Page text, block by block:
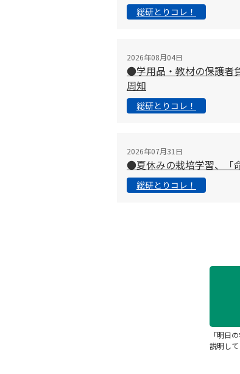
総研とりコレ！
2026年08月04日
●学用品・教材の保護者
周知
総研とりコレ！
2026年07月31日
●夏休みの栽培学習、「
総研とりコレ！
「明日
説明して